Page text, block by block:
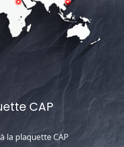
CAP
la plaquette CAP